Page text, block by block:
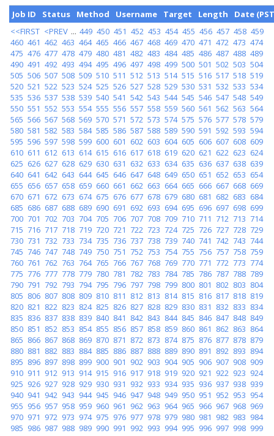
Job ID
Status Method Username Target Length
Date
<<FIRST <PREV ... 449 450 451 452 453 454 455 456 457 458 459
460 461 462 463 464 465 466 467 468 469 470 471 472 473 474
475 476 477 478 479 480 481 482 483 484 485 486 487 488 489
490 491 492 493 494 495 496 497 498 499 500 501 502 503 504
505 506 507 508 509 510 511 512 513 514 515 516 517 518 519
520 521 522 523 524 525 526 527 528 529 530 531 532 533 534
535 536 537 538 539 540 541 542 543 544 545 546 547 548 549
550 551 552 553 554 555 556 557 558 559 560 561 562 563 564
565 566 567 568 569 570 571 572 573 574 575 576 577 578 579
580 581 582 583 584 585 586 587 588 589 590 591 592 593 594
595 596 597 598 599 600 601 602 603 604 605 606 607 608 609
610 611 612 613 614 615 616 617 618 619 620 621 622 623 624
625 626 627 628 629 630 631 632 633 634 635 636 637 638 639
640 641 642 643 644 645 646 647 648 649 650 651 652 653 654
655 656 657 658 659 660 661 662 663 664 665 666 667 668 669
670 671 672 673 674 675 676 677 678 679 680 681 682 683 684
685 686 687 688 689 690 691 692 693 694 695 696 697 698 699
700 701 702 703 704 705 706 707 708 709 710 711 712 713 714
715 716 717 718 719 720 721 722 723 724 725 726 727 728 729
730 731 732 733 734 735 736 737 738 739 740 741 742 743 744
745 746 747 748 749 750 751 752 753 754 755 756 757 758 759
760 761 762 763 764 765 766 767 768 769 770 771 772 773 774
775 776 777 778 779 780 781 782 783 784 785 786 787 788 789
790 791 792 793 794 795 796 797 798 799 800 801 802 803 804
805 806 807 808 809 810 811 812 813 814 815 816 817 818 819
820 821 822 823 824 825 826 827 828 829 830 831 832 833 834
835 836 837 838 839 840 841 842 843 844 845 846 847 848 849
850 851 852 853 854 855 856 857 858 859 860 861 862 863 864
865 866 867 868 869 870 871 872 873 874 875 876 877 878 879
880 881 882 883 884 885 886 887 888 889 890 891 892 893 894
895 896 897 898 899 900 901 902 903 904 905 906 907 908 909
910 911 912 913 914 915 916 917 918 919 920 921 922 923 924
925 926 927 928 929 930 931 932 933 934 935 936 937 938 939
940 941 942 943 944 945 946 947 948 949 950 951 952 953 954
955 956 957 958 959 960 961 962 963 964 965 966 967 968 969
970 971 972 973 974 975 976 977 978 979 980 981 982 983 984
985 986 987 988 989 990 991 992 993 994 995 996 997 998 999